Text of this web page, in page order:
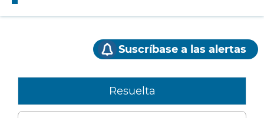
Suscríbase a las alertas
Resuelta